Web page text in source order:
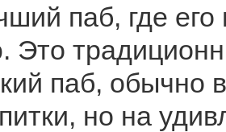
паб, где его
. Это
паб, обычно
но на